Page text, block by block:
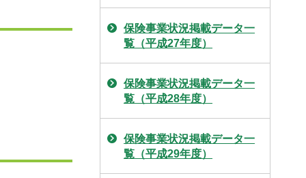
保険事業状況掲載データ一
覧（平成27年度）
保険事業状況掲載データ一
覧（平成28年度）
保険事業状況掲載データ一
覧（平成29年度）